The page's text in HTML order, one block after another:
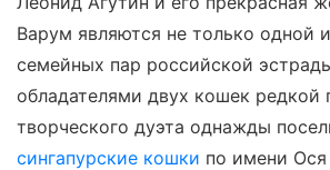
Варум являются не только одной
семейных пар российской
обладателями двух кошек
творческого дуэта однажды
сингапурские кошки по имени